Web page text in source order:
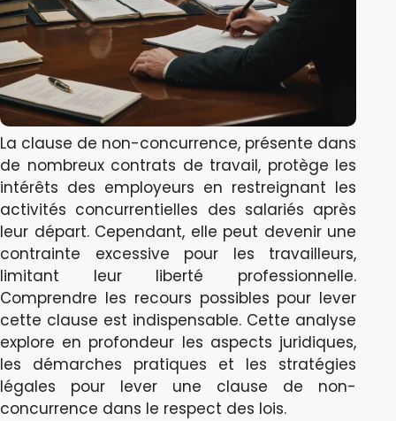
La clause de non-concurrence, présente dans
de nombreux contrats de travail, protège les
intérêts des employeurs en restreignant les
activités concurrentielles des salariés après
leur départ. Cependant, elle peut devenir une
contrainte excessive pour les travailleurs,
limitant leur liberté professionnelle.
Comprendre les recours possibles pour lever
cette clause est indispensable. Cette analyse
explore en profondeur les aspects juridiques,
les démarches pratiques et les stratégies
légales pour lever une clause de non-
concurrence dans le respect des lois.